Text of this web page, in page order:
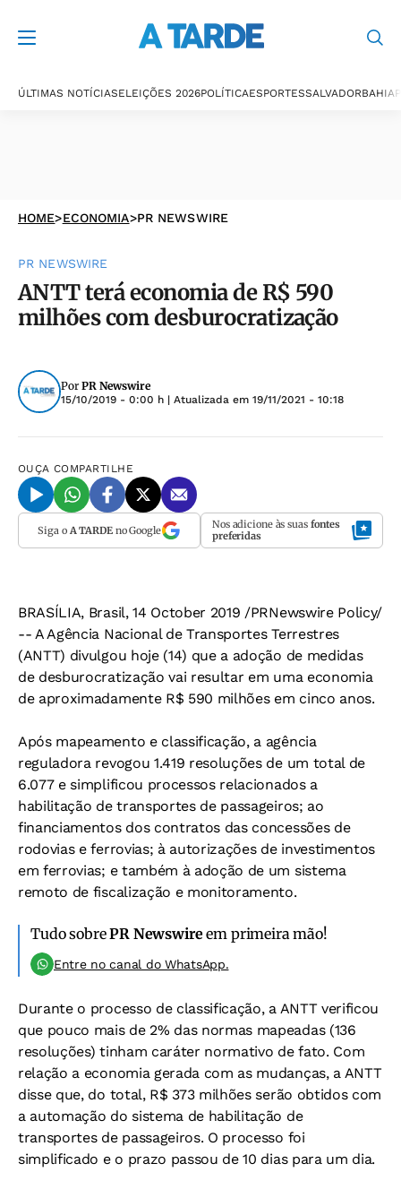
ÚLTIMAS NOTÍCIASELEIÇÕES 2026POLÍTICAESPORTESSALVADORBAHIA
HOME>ECONOMIA>PR NEWSWIRE
PR NEWSWIRE
ANTT terá economia de R$ 590
milhões com desburocratização
Por PR Newswire
15/10/2019 - 0:00 h | Atualizada em 19/11/2021 - 10:18
OUÇA COMPARTILHE
Siga o A TARDEno Google Nos adicione às suas fontes
preferidas
BRASÍLIA, Brasil, 14 October 2019 /PRNewswire Policy/
-- A Agência Nacional de Transportes Terrestres
(ANTT) divulgou hoje (14) que a adoção de medidas
de desburocratização vai resultar em uma economia
de aproximadamente R$ 590 milhões em cinco anos.
Após mapeamento e classificação, a agência
reguladora revogou 1.419 resoluções de um total de
6.077 e simplificou processos relacionados a
habilitação de transportes de passageiros; ao
financiamentos dos contratos das concessões de
rodovias e ferrovias; à autorizações de investimentos
em ferrovias; e também à adoção de um sistema
remoto de fiscalização e monitoramento.
Tudo sobrePR Newswireem primeira mão!
Entre no canal do WhatsApp.
Durante o processo de classificação, a ANTT verificou
que pouco mais de 2% das normas mapeadas (136
resoluções) tinham caráter normativo de fato. Com
relação a economia gerada com as mudanças, a ANTT
disse que, do total, R$ 373 milhões serão obtidos com
a automação do sistema de habilitação de
transportes de passageiros. O processo foi
simplificado e o prazo passou de 10 dias para um dia.